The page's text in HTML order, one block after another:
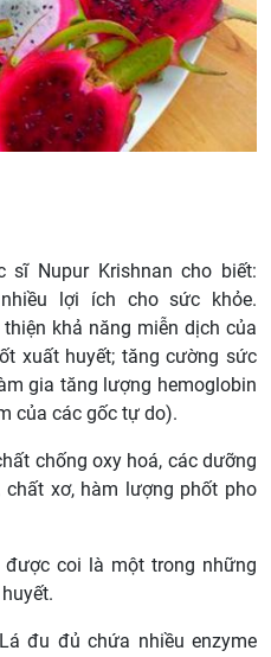
sĩ Nupur Krishnan cho biết:
lợi ích cho sức khỏe.
khả năng miễn dịch của
xuất huyết; tăng cường sức
gia tăng lượng hemoglobin
của các gốc tự do).
chống oxy hoá, các dưỡng
xơ, hàm lượng phốt pho
coi là một trong những
đu đủ chứa nhiều enzyme